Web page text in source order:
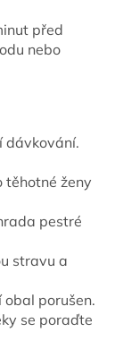
před
nebo
dávkování.
těhotné ženy
pestré
stravu a
porušen.
se poraďte